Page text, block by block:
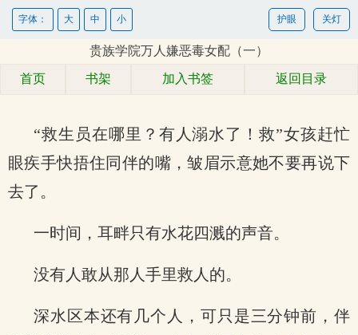
关灯
护眼
字体： 大 中 小
贵族学院万人嫌恶毒女配（一）
首页 书架 加入书签 返回目录
“救生员在哪里？有人溺水了！救”女孩赶忙
眼疾手快捂住同伴的嘴，皱眉示意她不要再说下
去了。
一时间，耳畔只有水花四溅的声音。
没有人敢从那人手里救人的。
深水区本还有几个人，可只是三分钟前，伴